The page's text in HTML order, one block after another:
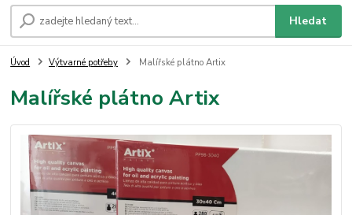
Hledat
Úvod Výtvarné potřeby Malířské plátno Artix
Malířské plátno Artix